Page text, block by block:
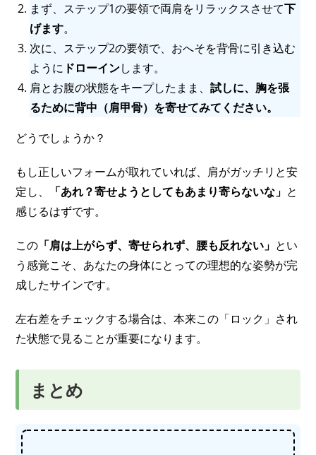
まず、ステップ1の要領で両肩をリラックスさせて下
げます。
次に、ステップ2の要領で、おへそを背骨に引き込む
ように ドローインします。
肩とお腹の状態をキープしたまま、試しに、胸を張
るために背中（肩甲骨）を寄せてみてください。
どうでしょうか？
もし正しいフォームが取れていれば、肩がガッチリと安
定し、
「あれ？寄せようとしてもあまり寄らないな」 と
感じるはずです。
この 「肩は上がらず、寄せられず、腰も反れない」 とい
う感覚こそ、あなたの身体にとっての理想的な姿勢が完
成したサインです。
左右差をチェックする場合は、本来この「ロック」され
た状態で見ることが重要になります。
まとめ